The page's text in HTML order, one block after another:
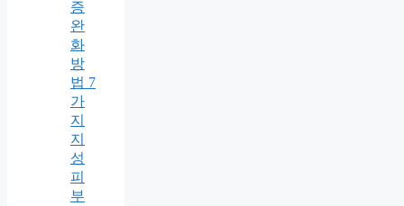
증
완
화
방
법 7
가
지
지
성
피
부